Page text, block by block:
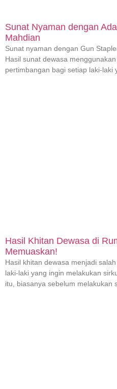
Sunat Nyaman dengan
Mahdian
Sunat nyaman dengan Gun
Hasil sunat dewasa
pertimbangan bagi setiap laki-laki
Hasil Khitan Dewasa di
Memuaskan!
Hasil khitan dewasa menjadi
laki-laki yang ingin melakukan
itu, biasanya sebelum melakukan